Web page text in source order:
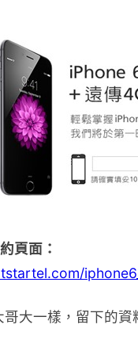
頁面：
大一樣，留下的